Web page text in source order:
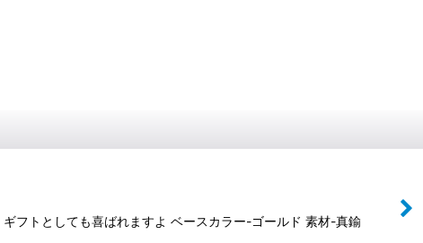
フトとしても喜ばれますよ ベースカラー-ゴールド 素材-真鍮